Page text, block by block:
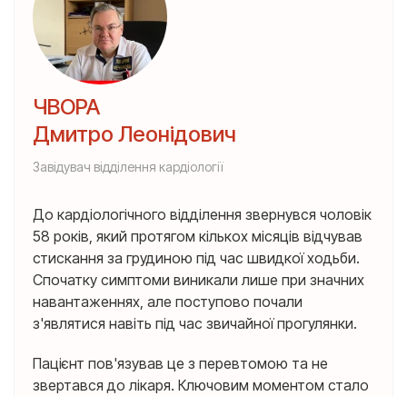
ЧВОРА
Дмитро Леонідович
Завідувач відділення кардіології
До кардіологічного відділення звернувся чоловік
58 років, який протягом кількох місяців відчував
стискання за грудиною під час швидкої ходьби.
Спочатку симптоми виникали лише при значних
навантаженнях, але поступово почали
з'являтися навіть під час звичайної прогулянки.
Пацієнт пов'язував це з перевтомою та не
звертався до лікаря. Ключовим моментом стало